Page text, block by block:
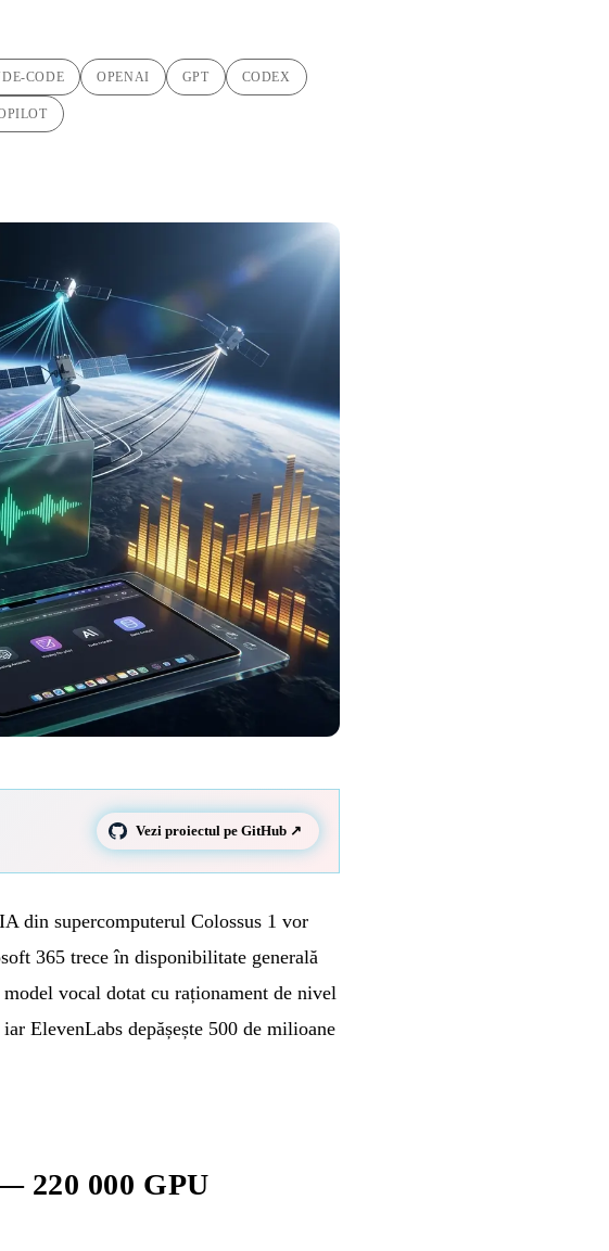
CODE OPENAI GPT CODEX
Vezi proiectul pe GitHub ↗
din supercomputerul Colossus 1 vor
365 trece în disponibilitate generală
vocal dotat cu raționament de nivel
ElevenLabs depășește 500 de milioane
220 000 GPU